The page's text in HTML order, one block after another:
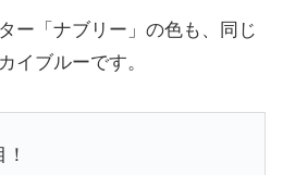
ー「ナブリー」の色も、同じ
イブルーです。